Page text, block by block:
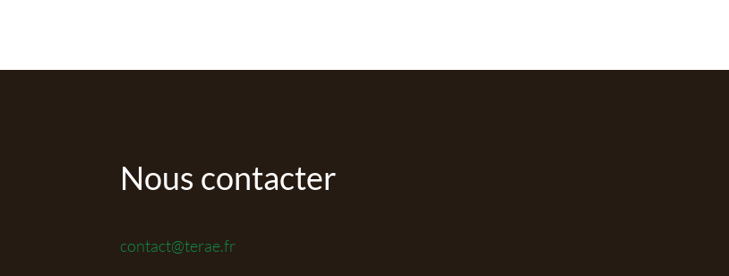
Nous contacter
contact@terae.fr